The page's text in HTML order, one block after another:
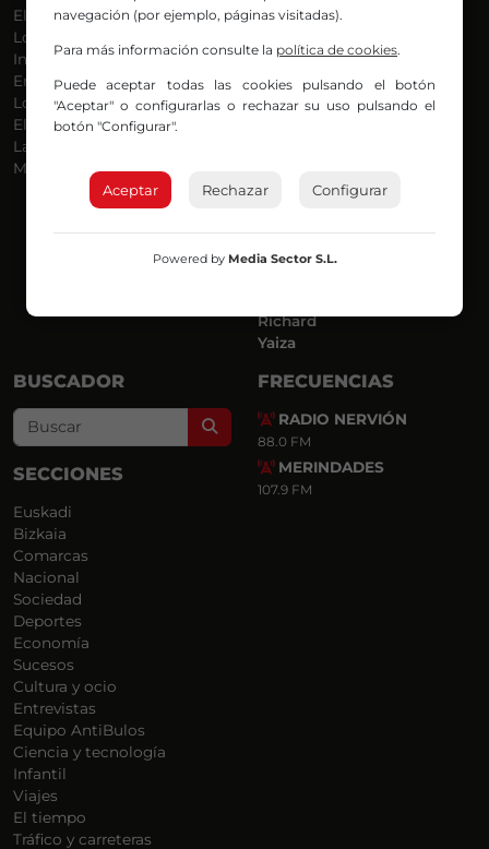
El Madrugador
Lo Más Nuevo
Informativos
En Ruta
Locos por la Música
El Supermadrugador
La Mañana de Radio Nervión
Más Madrugada
Dani
Eva Argote
Endika
Iker
José Ignacio
Luis Carlos
Mar y Cielo
Richard
Yaiza
BUSCADOR
Search
SECCIONES
Euskadi
Bizkaia
Comarcas
Nacional
Sociedad
Deportes
Economía
Sucesos
Cultura y ocio
Entrevistas
Equipo AntiBulos
Ciencia y tecnología
Infantil
Viajes
El tiempo
Tráfico y carreteras
FRECUENCIAS
RADIO NERVIÓN
88.0 FM
MERINDADES
107.9 FM
navegación (por ejemplo, páginas visitadas).
Para más información consulte la política de cookies.
Puede aceptar todas las cookies pulsando el botón
"Aceptar" o configurarlas o rechazar su uso pulsando el
botón "Configurar".
Aceptar Rechazar Configurar
Powered by Media Sector S.L.